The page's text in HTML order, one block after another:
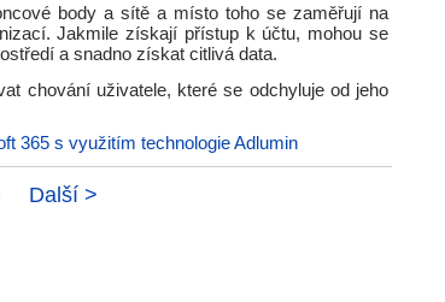
body a sítě a místo toho se zaměřují na
Jakmile získají přístup k účtu, mohou se
a snadno získat citlivá data.
chování uživatele, které se odchyluje od jeho
365 s využitím technologie Adlumin
Další >